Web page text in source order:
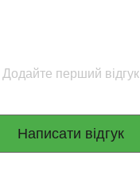
Додайте перший відгук
Написати відгук